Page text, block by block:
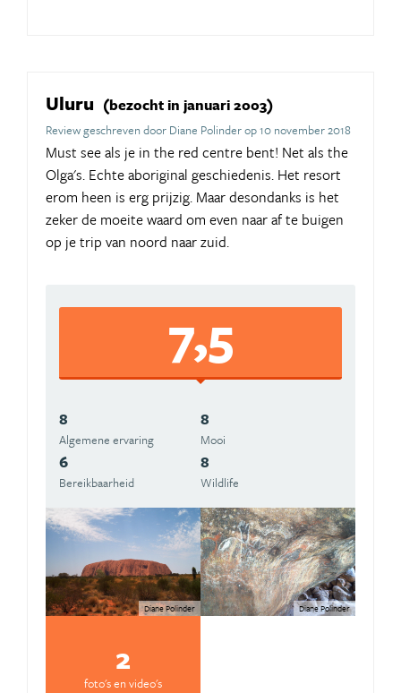
Uluru (bezocht in januari 2003)
Review geschreven door Diane Polinder op 10 november 2018
Must see als je in the red centre bent! Net als the
Olga's. Echte aboriginal geschiedenis. Het resort
erom heen is erg prijzig. Maar desondanks is het
zeker de moeite waard om even naar af te buigen
op je trip van noord naar zuid.
7,5
8
Algemene ervaring
8
Mooi
6
Bereikbaarheid
8
Wildlife
Diane Polinder Diane Polinder
2
foto's en video's